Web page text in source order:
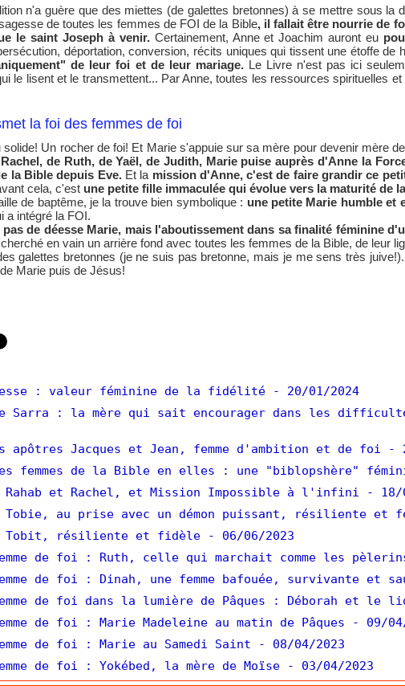
n'a guère que des miettes (de galettes bretonnes) à se mettre sous la
de toutes les femmes de FOI de la Bible, il fallait être nourrie de
le saint Joseph à venir.Certainement, Anne et Joachim auront eu
déportation, conversion, récits uniques qui tissent une étoffe de
de leur foi et de leur mariage.Le Livre n'est pas ici
le lisent et le transmettent... Par Anne, toutes les ressources spirituelles
la foi des femmes de foi
solide! Un rocher de foi! Et Marie s'appuie sur sa mère pour devenir mère
de Ruth, de Yaël, de Judith, Marie puise auprès d'Anne la
la Bible depuis Eve.Et la mission d'Anne, c'est de faire grandir ce
cela, c'est une petite fille immaculée qui évolue vers la maturité de
de baptême, je la trouve bien symbolique : une petite Marie humble et
a intégré la FOI.
de déesse Marie, mais l'aboutissement dans sa finalité féminine
en vain un arrière fond avec toutes les femmes de la Bible, de leur
galettes bretonnes (je ne suis pas bretonne, mais je me sens très
Marie puis de Jésus!
: valeur féminine de la fidélité
- 20/01/2024
Sarra : la mère qui sait encourager dans les
apôtres Jacques et Jean, femme d'ambition et de foi
-
femmes de la Bible en elles : une "biblopshère"
Rahab et Rachel, et Mission Impossible à l'infini
- 18/
Tobie, au prise avec un démon puissant, résiliente et
Tobit, résiliente et fidèle
- 06/06/2023
de foi : Ruth, celle qui marchait comme les pèlerins
de foi : Dinah, une femme bafouée, survivante et
de foi dans la lumière de Pâques : Déborah et le
de foi : Marie Madeleine au matin de Pâques
- 09/
de foi : Marie au Samedi Saint
- 08/04/2023
de foi : Yokébed, la mère de Moïse
- 03/04/2023